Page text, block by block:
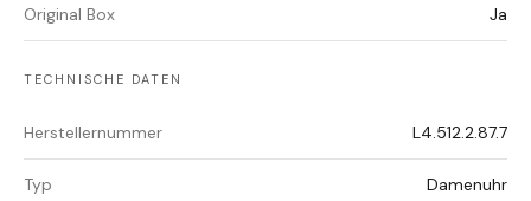
Original Box Ja
TECHNISCHE DATEN
Herstellernummer L4.512.2.87.7
Typ Damenuhr